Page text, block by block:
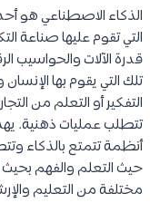
الذكاء الاصطناعي هو
التي تقوم عليها صناعة
قدرة الآلات والحواسيب
تلك التي يقوم بها الإنسان
التفكير أو التعلم من
تتطلب عمليات ذهنية.
أنظمة تتمتع بالذكاء
حيث التعلم والفهم
مختلفة من التعليم